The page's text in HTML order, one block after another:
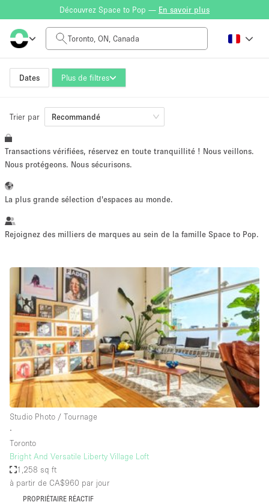
Découvrez Space to Pop — En savoir plus
Dates Plus de filtres
Tarif à la journée
CA$0
Taille de l'espace
~ 13 personnes
Vente au
détail
Showroom Événement Art Alimentation
Séance de
photo
Conférence Réunion Bureaux
Local
Commercial
Partagé
Type de l'espace
Atelier
Autre
Bateau
Trier par Recommandé
Transactions vérifiées, réservez en toute tranquillité ! Nous veillons.
Nous protégeons. Nous sécurisons.
La plus grande sélection d'espaces au monde.
Rejoignez des milliers de marques au sein de la famille Space to Pop.
Studio Photo / Tournage
∙
Toronto
Bright And Versatile Liberty Village Loft
1,258 sq ft
à partir de CA$960 par jour
PROPRIÉTAIRE RÉACTIF